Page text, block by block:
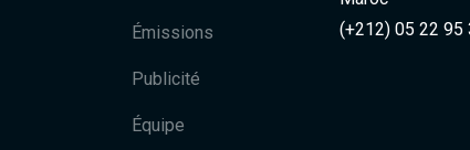
Émissions
Publicité
Équipe
(+212) 05 22